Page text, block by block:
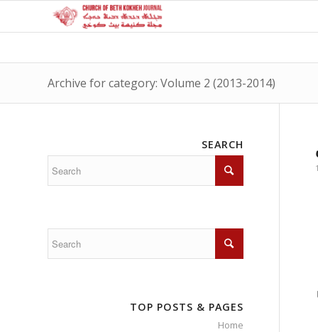
Archive for category: Volume 2 (2013-2014)
SEARCH
TOP POSTS & PAGES
Home